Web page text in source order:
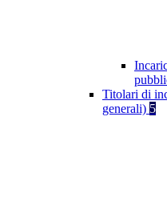
Titolari di
generali) 5